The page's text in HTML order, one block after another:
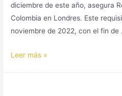
diciembre de este año, asegura
Colombia en Londres. Este
noviembre de 2022, con el fin de
Leer más »